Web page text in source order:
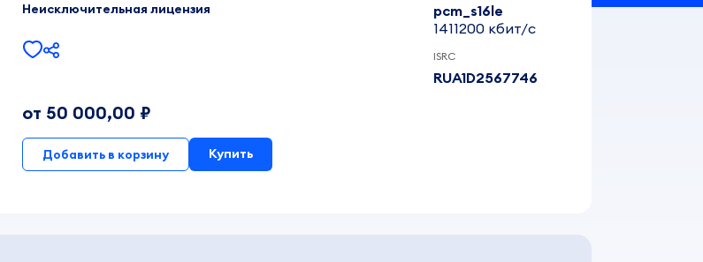
Неисключительная лицензия
pcm_s16le
1411200 кбит/c
ISRC
RUA1D2567746
от 50 000,00 ₽
Добавить в корзину Купить